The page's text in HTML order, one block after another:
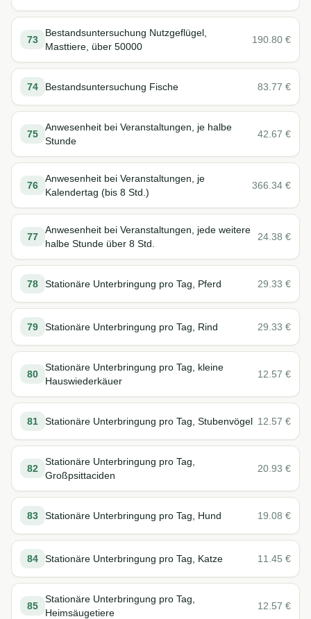
73
Bestandsuntersuchung Nutzgeflügel,
Masttiere, über 50000
190.80 €
74 Bestandsuntersuchung Fische 83.77 €
75
Anwesenheit bei Veranstaltungen, je halbe
Stunde
42.67 €
76
Anwesenheit bei Veranstaltungen, je
Kalendertag (bis 8 Std.)
366.34 €
77
Anwesenheit bei Veranstaltungen, jede weitere
halbe Stunde über 8 Std.
24.38 €
78 Stationäre Unterbringung pro Tag, Pferd 29.33 €
79 Stationäre Unterbringung pro Tag, Rind 29.33 €
80
Stationäre Unterbringung pro Tag, kleine
Hauswiederkäuer
12.57 €
81 Stationäre Unterbringung pro Tag, Stubenvögel 12.57 €
82
Stationäre Unterbringung pro Tag,
Großpsittaciden
20.93 €
83 Stationäre Unterbringung pro Tag, Hund 19.08 €
84 Stationäre Unterbringung pro Tag, Katze 11.45 €
85
Stationäre Unterbringung pro Tag,
Heimsäugetiere
12.57 €